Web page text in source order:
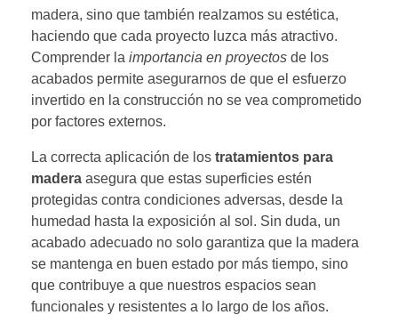
madera, sino que también realzamos su estética,
haciendo que cada proyecto luzca más atractivo.
Comprender la importancia en proyectos de los
acabados permite asegurarnos de que el esfuerzo
invertido en la construcción no se vea comprometido
por factores externos.
La correcta aplicación de los tratamientos para
madera asegura que estas superficies estén
protegidas contra condiciones adversas, desde la
humedad hasta la exposición al sol. Sin duda, un
acabado adecuado no solo garantiza que la madera
se mantenga en buen estado por más tiempo, sino
que contribuye a que nuestros espacios sean
funcionales y resistentes a lo largo de los años.